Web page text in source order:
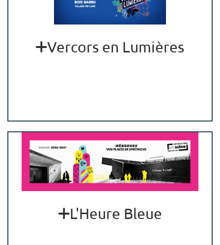
Vercors en Lumières
L'Heure Bleue